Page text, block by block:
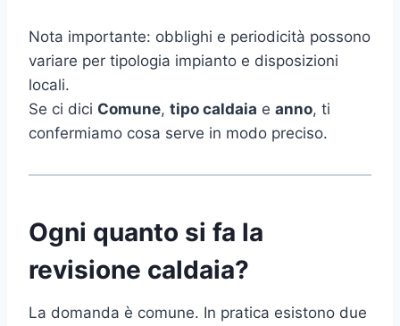
Nota importante: obblighi e periodicità possono
variare per tipologia impianto e disposizioni
locali.
Se ci dici Comune, tipo caldaia e anno, ti
confermiamo cosa serve in modo preciso.
Ogni quanto si fa la
revisione caldaia?
La domanda è comune. In pratica esistono due